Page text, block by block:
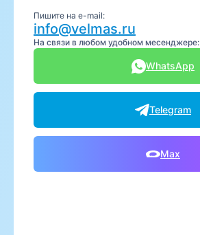
Пишите на e-mail:
info@velmas.ru
На связи в любом удобном месенджере:
WhatsApp
Telegram
Max